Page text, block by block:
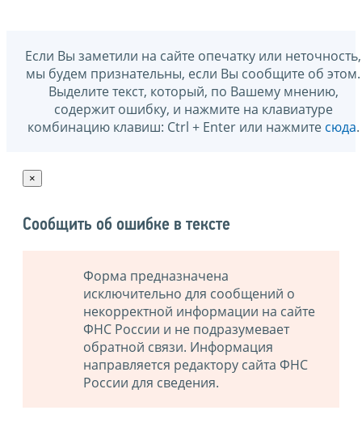
Если Вы заметили на сайте опечатку или неточность,
мы будем признательны, если Вы сообщите об этом.
Выделите текст, который, по Вашему мнению,
содержит ошибку, и нажмите на клавиатуре
комбинацию клавиш: Ctrl + Enter или нажмите сюда.
×
Сообщить об ошибке в тексте
Форма предназначена
исключительно для сообщений о
некорректной информации на сайте
ФНС России и не подразумевает
обратной связи. Информация
направляется редактору сайта ФНС
России для сведения.